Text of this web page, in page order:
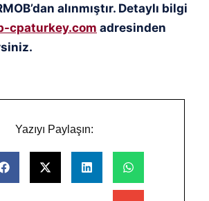
alınmıştır. Detaylı bilgi
cpaturkey.com adresinden
Yazıyı Paylaşın: